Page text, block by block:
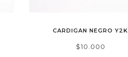
CARDIGAN NEGRO Y2K
$10.000